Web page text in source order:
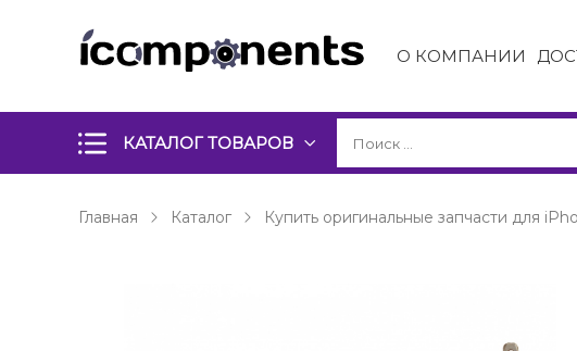
О КОМПАНИИ
КАТАЛОГ ТОВАРОВ
Главная Каталог Купить оригинальные запчасти для